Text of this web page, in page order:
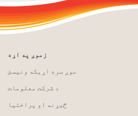
زموږ په اړه
موږ سره اړیکه ونیسئ
د شرکت معلومات
څیړنه او پراختیا